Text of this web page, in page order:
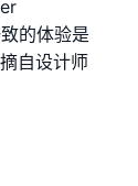
的体验是
自设计师